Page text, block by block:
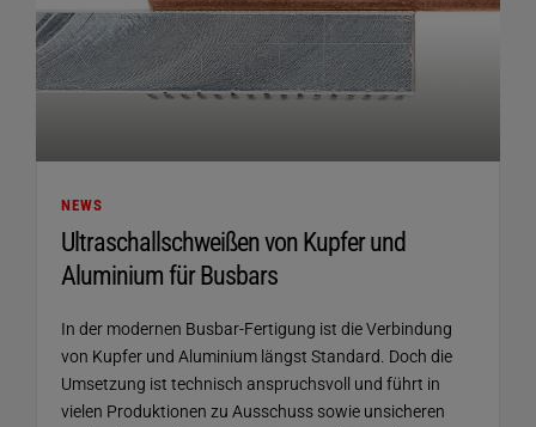
NEWS
Ultraschallschweißen von Kupfer und
Aluminium für Busbars
In der modernen Busbar-Fertigung ist die Verbindung
von Kupfer und Aluminium längst Standard. Doch die
Umsetzung ist technisch anspruchsvoll und führt in
vielen Produktionen zu Ausschuss sowie unsicheren